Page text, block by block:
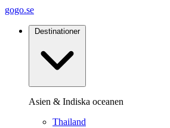
gogo.se
Destinationer
Asien & Indiska oceanen
Thailand